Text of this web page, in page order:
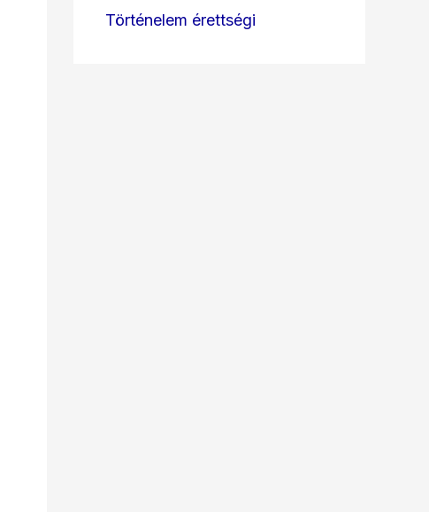
Történelem érettségi